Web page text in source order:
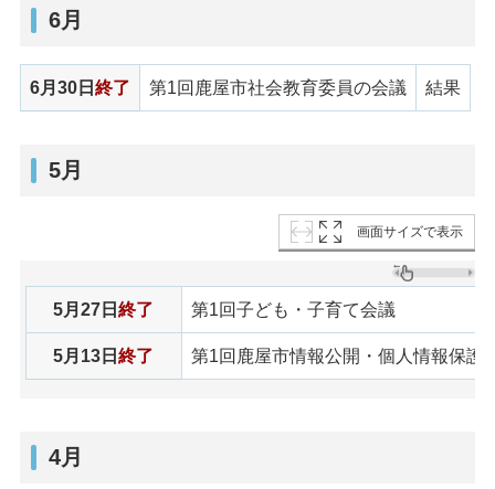
6月
6月30日 終了 第1回鹿屋市社会教育委員の会議 結果
5月
画面サイズで表示
5月27日終了 第1回子ども・子育て会議
5月13日終了 第1回鹿屋市情報公開・個人情報保護
4月